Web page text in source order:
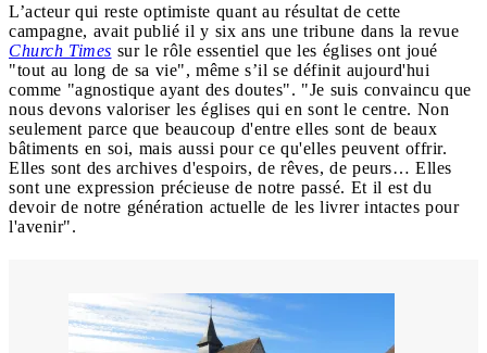
L’acteur qui reste optimiste quant au résultat de cette
campagne, avait publié il y six ans une tribune dans la revue
Church Times sur le rôle essentiel que les églises ont joué
"tout au long de sa vie", même s’il se définit aujourd'hui
comme "agnostique ayant des doutes". "Je suis convaincu que
nous devons valoriser les églises qui en sont le centre. Non
seulement parce que beaucoup d'entre elles sont de beaux
bâtiments en soi, mais aussi pour ce qu'elles peuvent offrir.
Elles sont des archives d'espoirs, de rêves, de peurs… Elles
sont une expression précieuse de notre passé. Et il est du
devoir de notre génération actuelle de les livrer intactes pour
l'avenir".